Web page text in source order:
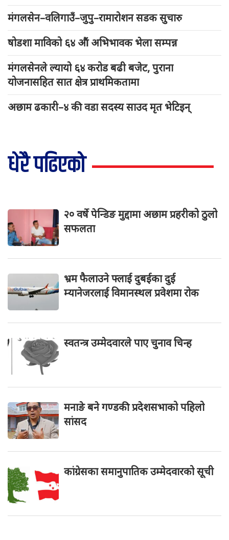
मंगलसेन–वलिगाउँ–जुपु–रामारोशन सडक सुचारु
षोडशा माविको ६४ औं अभिभावक भेला सम्पन्न
मंगलसेनले ल्यायो ६४ करोड बढी बजेट, पुराना
योजनासहित सात क्षेत्र प्राथमिकतामा
अछाम ढकारी–४ की वडा सदस्य साउद मृत भेटिइन्
धेरै पढिएको
२० वर्षे पेन्डिङ मुद्दामा अछाम प्रहरीको ठुलो
सफलता
भ्रम फैलाउने फ्लाई दुबईका दुई
म्यानेजरलाई विमानस्थल प्रवेशमा रोक
स्वतन्त्र उम्मेदवारले पाए चुनाव चिन्ह
मनाङे बने गण्डकी प्रदेशसभाको पहिलो
सांसद
कांग्रेसका समानुपातिक उम्मेदवारको सूची